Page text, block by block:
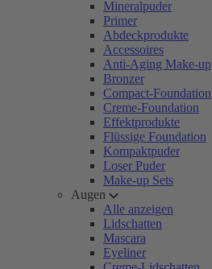
Mineralpuder
Primer
Abdeckprodukte
Accessoires
Anti-Aging Make-up
Bronzer
Compact-Foundation
Creme-Foundation
Effektprodukte
Flüssige Foundation
Kompaktpuder
Loser Puder
Make-up Sets
Augen
Alle anzeigen
Lidschatten
Mascara
Eyeliner